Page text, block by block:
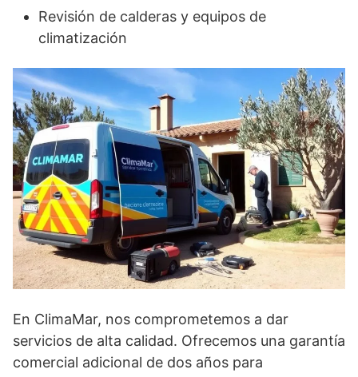
Revisión de calderas y equipos de
climatización
En ClimaMar, nos comprometemos a dar
servicios de alta calidad. Ofrecemos una garantía
comercial adicional de dos años para